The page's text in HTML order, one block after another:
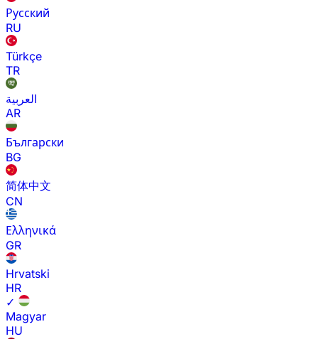
Русский
RU
Türkçe
TR
العربية
AR
Български
BG
简体中文
CN
Ελληνικά
GR
Hrvatski
HR
✓
Magyar
HU